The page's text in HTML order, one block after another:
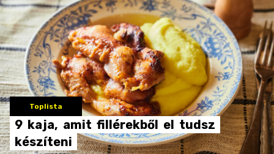
Toplista
9 kaja, amit fillérekből el tudsz
készíteni